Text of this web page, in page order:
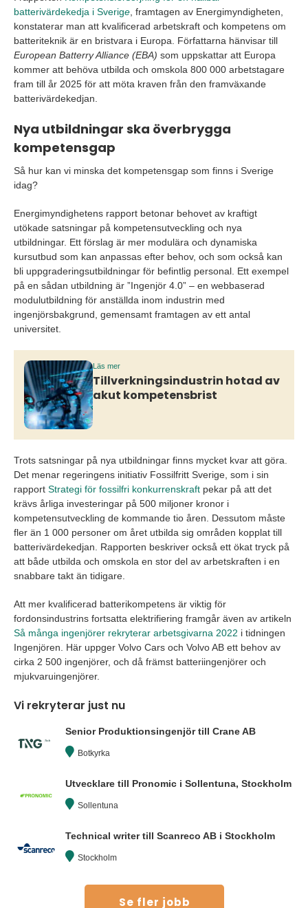
batterivärdekedja i Sverige, framtagen av Energimyndigheten,
konstaterar man att kvalificerad arbetskraft och kompetens om
batteriteknik är en bristvara i Europa. Författarna hänvisar till
European Batterry Alliance (EBA) som uppskattar att Europa
kommer att behöva utbilda och omskola 800 000 arbetstagare
fram till år 2025 för att möta kraven från den framväxande
batterivärdekedjan.
Nya utbildningar ska överbrygga
kompetensgap
Så hur kan vi minska det kompetensgap som finns i Sverige
idag?
Energimyndighetens rapport betonar behovet av kraftigt
utökade satsningar på kompetensutveckling och nya
utbildningar. Ett förslag är mer modulära och dynamiska
kursutbud som kan anpassas efter behov, och som också kan
bli uppgraderingsutbildningar för befintlig personal. Ett exempel
på en sådan utbildning är ”Ingenjör 4.0” – en webbaserad
modulutbildning för anställda inom industrin med
ingenjörsbakgrund, gemensamt framtagen av ett antal
universitet.
Läs mer
Tillverkningsindustrin hotad av
akut kompetensbrist
Trots satsningar på nya utbildningar finns mycket kvar att göra.
Det menar regeringens initiativ Fossilfritt Sverige, som i sin
rapport Strategi för fossilfri konkurrenskraft pekar på att det
krävs årliga investeringar på 500 miljoner kronor i
kompetensutveckling de kommande tio åren. Dessutom måste
fler än 1 000 personer om året utbilda sig områden kopplat till
batterivärdekedjan. Rapporten beskriver också ett ökat tryck på
att både utbilda och omskola en stor del av arbetskraften i en
snabbare takt än tidigare.
Att mer kvalificerad batterikompetens är viktig för
fordonsindustrins fortsatta elektrifiering framgår även av artikeln
Så många ingenjörer rekryterar arbetsgivarna 2022 i tidningen
Ingenjören. Här uppger Volvo Cars och Volvo AB ett behov av
cirka 2 500 ingenjörer, och då främst batteriingenjörer och
mjukvaruingenjörer.
Vi rekryterar just nu
Senior Produktionsingenjör till Crane AB
Botkyrka
Utvecklare till Pronomic i Sollentuna, Stockholm
Sollentuna
Technical writer till Scanreco AB i Stockholm
Stockholm
Se fler jobb